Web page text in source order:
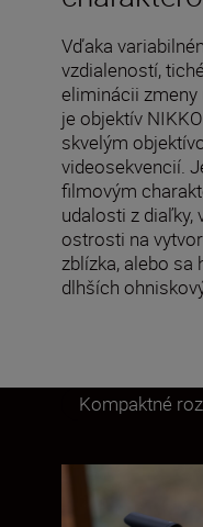
Vďaka
vzdialeností,
eliminácii zmeny
je objektív
skvelým
videosekvencií.
filmovým
udalosti z diaľky,
ostrosti na
zblízka, alebo sa
dlhších
Kompaktné